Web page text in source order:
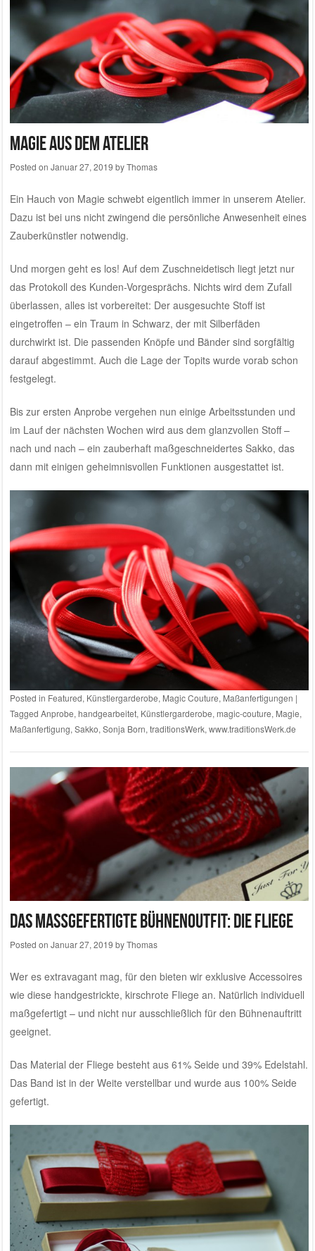
Magie aus dem Atelier
Posted on Januar 27, 2019 byThomas
Ein Hauch von Magie schwebt eigentlich immer in unserem Atelier.
Dazu ist bei uns nicht zwingend die persönliche Anwesenheit eines
Zauberkünstler notwendig.
Und morgen geht es los! Auf dem Zuschneidetisch liegt jetzt nur
das Protokoll des Kunden-Vorgesprächs. Nichts wird dem Zufall
überlassen, alles ist vorbereitet: Der ausgesuchte Stoff ist
eingetroffen – ein Traum in Schwarz, der mit Silberfäden
durchwirkt ist. Die passenden Knöpfe und Bänder sind sorgfältig
darauf abgestimmt. Auch die Lage der Topits wurde vorab schon
festgelegt.
Bis zur ersten Anprobe vergehen nun einige Arbeitsstunden und
im Lauf der nächsten Wochen wird aus dem glanzvollen Stoff –
nach und nach – ein zauberhaft maßgeschneidertes Sakko, das
dann mit einigen geheimnisvollen Funktionen ausgestattet ist.
Posted in Featured, Künstlergarderobe, Magic Couture, Maßanfertigungen |
Tagged Anprobe, handgearbeitet, Künstlergarderobe, magic-couture, Magie,
Maßanfertigung, Sakko, Sonja Born, traditionsWerk, www.traditionsWerk.de
Das maßgefertigte Bühnenoutfit: Die Fliege
Posted on Januar 27, 2019 byThomas
Wer es extravagant mag, für den bieten wir exklusive Accessoires
wie diese handgestrickte, kirschrote Fliege an. Natürlich individuell
maßgefertigt – und nicht nur ausschließlich für den Bühnenauftritt
geeignet.
Das Material der Fliege besteht aus 61% Seide und 39% Edelstahl.
Das Band ist in der Weite verstellbar und wurde aus 100% Seide
gefertigt.